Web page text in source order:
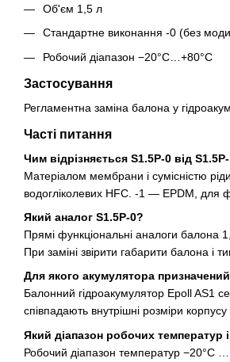
Об'єм 1,5 л
Стандартне виконання -0 (без
Робочий діапазон −20°C…+80°C
Застосування
Регламентна заміна балона у
Часті питання
Чим відрізняється S1.5P-0 від
Матеріалом мембрани і сумісністю
водогліколевих HFC. -1 — EPDM, для
Який аналог S1.5P-0?
Прямі функціональні аналоги балона
При заміні звірити габарити балона і
Для якого акумулятора
Балонний гідроакумулятор Epoll AS1
співпадають внутрішні розміри
Який діапазон робочих температур і
Робочий діапазон температур −20°C